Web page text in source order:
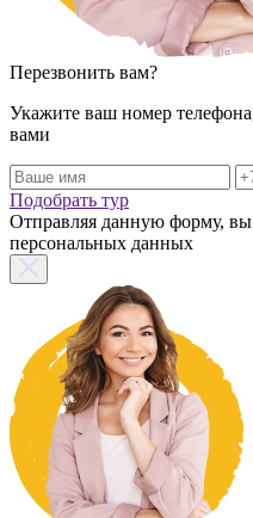
Перезвонить вам?
Укажите ваш номер
вами
Подобрать тур
Отправляя данную форму, вы
персональных данных